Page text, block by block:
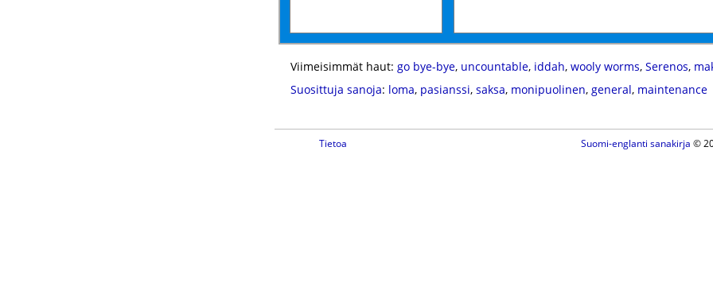
Viimeisimmät haut: go bye-bye, uncountable, iddah, wooly worms, Serenos,
Suosittuja sanoja: loma, pasianssi, saksa, monipuolinen, general, maintenance
Tietoa Suomi-englanti sanakirja ©